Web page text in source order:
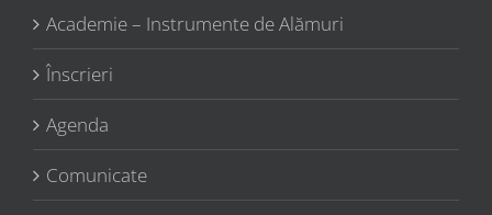
Academie – Instrumente de Alămuri
Înscrieri
Agenda
Comunicate